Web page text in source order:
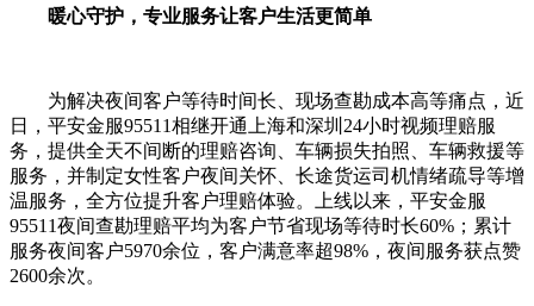
暖心守护，专业服务让客户生活更简单
为解决夜间客户等待时间长、现场查勘成本高等痛点，近
日，平安金服95511相继开通上海和深圳24小时视频理赔服
务，提供全天不间断的理赔咨询、车辆损失拍照、车辆救援等
服务，并制定女性客户夜间关怀、长途货运司机情绪疏导等增
温服务，全方位提升客户理赔体验。上线以来，平安金服
95511夜间查勘理赔平均为客户节省现场等待时长60%；累计
服务夜间客户5970余位，客户满意率超98%，夜间服务获点赞
2600余次。